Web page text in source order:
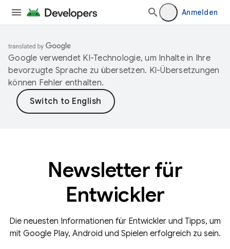
Anmelden
Google verwendet KI-Technologie, um Inhalte in Ihre
bevorzugte Sprache zu übersetzen. KI-Übersetzungen
können Fehler enthalten.
Newsletter für
Entwickler
Die neuesten Informationen für Entwickler und Tipps, um
mit Google Play, Android und Spielen erfolgreich zu sein.